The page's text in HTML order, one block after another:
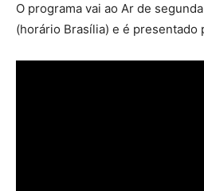
O programa vai ao Ar de
(horário Brasília) e é presentado